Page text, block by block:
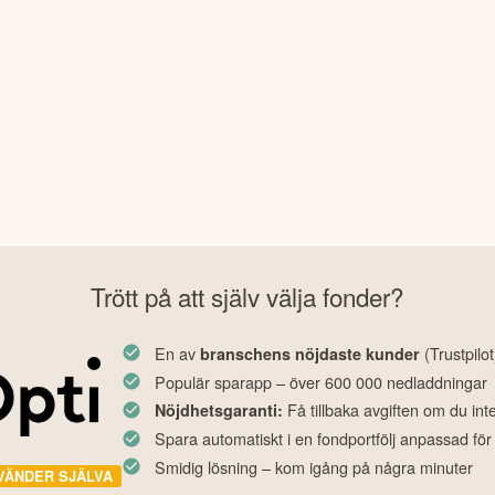
Trött på att själv välja fonder?
SJÄLVA
En avbranschens nöjdaste kunder
Populär sparapp – över 600 000 nedladdningar
Nöjdhetsgaranti: Få tillbaka avgiften om du
Spara automatiskt i en fondportfölj anpassad för
Smidig lösning – kom igång på några minuter